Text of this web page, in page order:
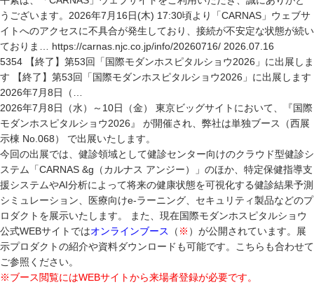
うございます。2026年7月16日(木) 17:30頃より「CARNAS」ウェブサ
イトへのアクセスに不具合が発生しており、接続が不安定な状態が続い
ておりま… https://carnas.njc.co.jp/info/20260716/ 2026.07.16
5354 【終了】第53回「国際モダンホスピタルショウ2026」に出展しま
す 【終了】第53回「国際モダンホスピタルショウ2026」に出展します
2026年7月8日（…
2026年7月8日（水）～10日（金） 東京ビッグサイトにおいて、『国際
モダンホスピタルショウ2026』 が開催され、弊社は単独ブース（西展
示棟 No.068） で出展いたします。
今回の出展では、健診領域として健診センター向けのクラウド型健診シ
ステム「CARNAS &g（カルナス アンジー）」のほか、特定保健指導支
援システムやAI分析によって将来の健康状態を可視化する健診結果予測
シミュレーション、医療向けe-ラーニング、セキュリティ製品などのプ
ロダクトを展示いたします。
また、現在国際モダンホスピタルショウ
公式WEBサイトではオンラインブース （ ※ ）が公開されています。展
示プロダクトの紹介や資料ダウンロードも可能です。こちらも合わせて
ご参照ください。
※ブース閲覧にはWEBサイトから来場者登録が必要です。